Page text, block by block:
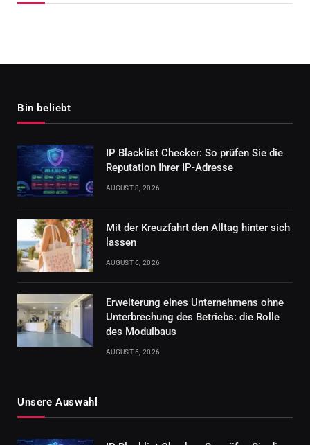
Bin beliebt
IP Blacklist Checker: So prüfen Sie die
Reputation Ihrer IP-Adresse
AUGUST 8, 2026
Mit der Kreuzfahrt den Alltag hinter sich
lassen
AUGUST 6, 2026
Erweiterung eines Unternehmens ohne
Unterbrechung des Betriebs: die Rolle
des Modulbaus
AUGUST 6, 2026
Unsere Auswahl